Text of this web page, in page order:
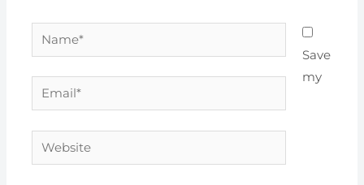
Name*
Email*
Website
Save
my